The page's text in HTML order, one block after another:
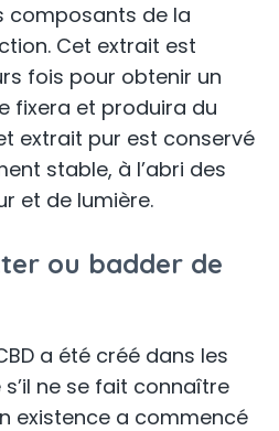
composants de la
Cet extrait est
fois pour obtenir un
fixera et produira du
extrait pur est conservé
stable, à l’abri des
et de lumière.
ou badder de
a été créé dans les
s’il ne se fait connaître
existence a commencé